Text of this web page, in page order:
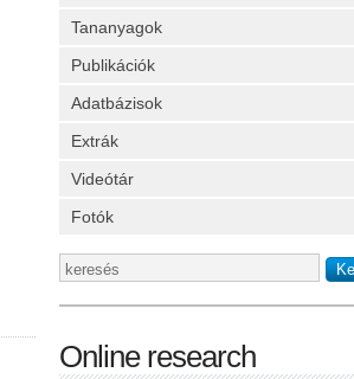
Tananyagok
Publikációk
Adatbázisok
Extrák
Videótár
Fotók
Online research